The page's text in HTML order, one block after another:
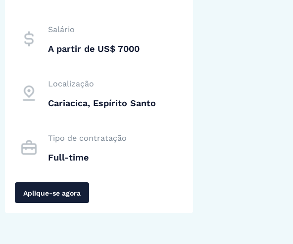
Salário
A partir de US$ 7000
Localização
Cariacica, Espírito Santo
Tipo de contratação
Full-time
Aplique-se agora